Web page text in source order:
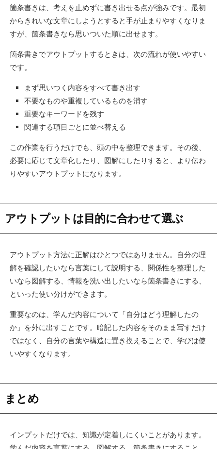
箇条書きは、考えを止めずに書き出せる点が強みです。最初
からきれいな文章にしようとすると手が止まりやすくなりま
すが、箇条書きなら思いついた順に出せます。
箇条書きでアウトプットするときは、次の流れが使いやすい
です。
まず思いつく内容をすべて書き出す
不要なものや重複しているものを消す
重要なキーワードを残す
関連する項目ごとに並べ替える
この作業を行うだけでも、頭の中を整理できます。その後、
必要に応じて文章化したり、図解にしたりすると、より伝わ
りやすいアウトプットになります。
アウトプットは目的に合わせて選ぶ
アウトプット方法に正解はひとつではありません。自分の理
解を確認したいなら言葉にして説明する、関係性を整理した
いなら図解する、情報を洗い出したいなら箇条書きにする、
といった使い分けができます。
重要なのは、学んだ内容について「自分はどう理解したの
か」を外に出すことです。暗記した内容をそのまま写すだけ
ではなく、自分の言葉や構造に置き換えることで、学びは使
いやすくなります。
まとめ
インプットだけでは、知識が定着しにくいことがあります。